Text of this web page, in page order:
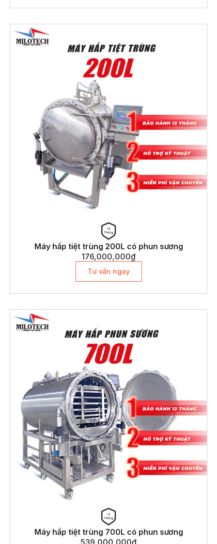
Máy hấp tiệt trùng 200L có phun sương
176,000,000₫
Tư vấn ngay
Máy hấp tiệt trùng 700L có phun sương